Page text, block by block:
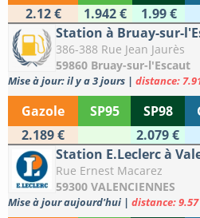
2.12 €
1.942 € 1.99 €
Station à Bruay-sur-
386-388 Rue Jean Jaurès
59860 Bruay-sur-l'Escaut
Mise à jour: il y a 3 jours | distance:
Gazole SP95 SP98
2.189 €
2.079 €
Station E.Leclerc à
Rue Ernest Macarez
59300 VALENCIENNES
Mise à jour aujourd'hui | distance: